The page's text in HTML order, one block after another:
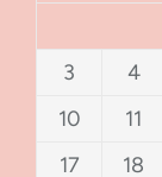
3
4
10
11
17
18